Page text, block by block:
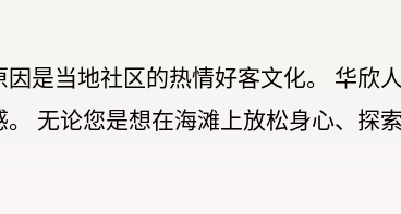
是当地社区的热情好客文化。 华欣
无论您是想在海滩上放松身心、探